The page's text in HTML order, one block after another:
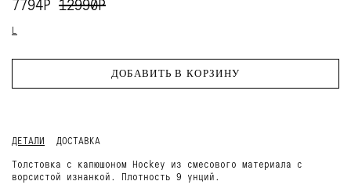
7794Р 12990Р
L
ДОБАВИТЬ В КОРЗИНУ
ДЕТАЛИ
ДОСТАВКА
Толстовка с капюшоном Hockey из смесового материала с
ворсистой изнанкой. Плотность 9 унций.